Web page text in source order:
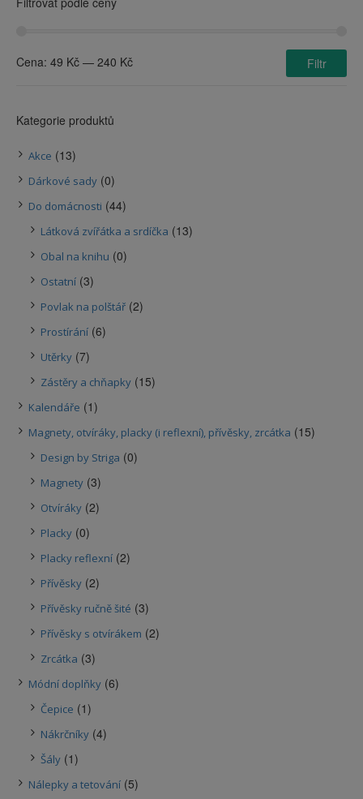
Filtr
Cena: 49 Kč — 240 Kč
Kategorie produktů
Akce (13)
Dárkové sady (0)
Do domácnosti (44)
Látková zvířátka a srdíčka (13)
Obal na knihu (0)
Ostatní (3)
Povlak na polštář (2)
Prostírání (6)
Utěrky (7)
Zástěry a chňapky (15)
Kalendáře (1)
Magnety, otvíráky, placky (i reflexní), přívěsky, zrcátka (15)
Design by Striga (0)
Magnety (3)
Otvíráky (2)
Placky (0)
Placky reflexní (2)
Přívěsky (2)
Přívěsky ručně šité (3)
Přívěsky s otvírákem (2)
Zrcátka (3)
Módní doplňky (6)
Čepice (1)
Nákrčníky (4)
Šály (1)
Nálepky a tetování (5)